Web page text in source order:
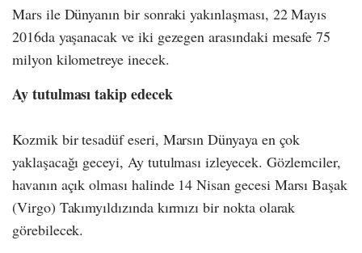
Mars ile Dünyanın bir sonraki yakınlaşması, 22 Mayıs
2016da yaşanacak ve iki gezegen arasındaki mesafe 75
milyon kilometreye inecek.
Ay tutulması takip edecek
Kozmik bir tesadüf eseri, Marsın Dünyaya en çok
yaklaşacağı geceyi, Ay tutulması izleyecek. Gözlemciler,
havanın açık olması halinde 14 Nisan gecesi Marsı Başak
(Virgo) Takımyıldızında kırmızı bir nokta olarak
görebilecek.